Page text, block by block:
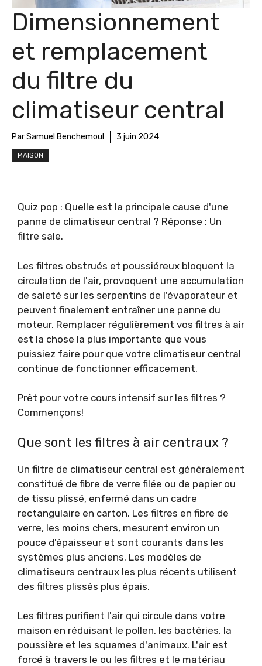
Dimensionnement
et remplacement
du filtre du
climatiseur central
Par Samuel Benchemoul 3 juin 2024
MAISON
Quiz pop : Quelle est la principale cause d'une
panne de climatiseur central ? Réponse : Un
filtre sale.
Les filtres obstrués et poussiéreux bloquent la
circulation de l'air, provoquent une accumulation
de saleté sur les serpentins de l'évaporateur et
peuvent finalement entraîner une panne du
moteur. Remplacer régulièrement vos filtres à air
est la chose la plus importante que vous
puissiez faire pour que votre climatiseur central
continue de fonctionner efficacement.
Prêt pour votre cours intensif sur les filtres ?
Commençons!
Que sont les filtres à air centraux ?
Un filtre de climatiseur central est généralement
constitué de fibre de verre filée ou de papier ou
de tissu plissé, enfermé dans un cadre
rectangulaire en carton. Les filtres en fibre de
verre, les moins chers, mesurent environ un
pouce d'épaisseur et sont courants dans les
systèmes plus anciens. Les modèles de
climatiseurs centraux les plus récents utilisent
des filtres plissés plus épais.
Les filtres purifient l'air qui circule dans votre
maison en réduisant le pollen, les bactéries, la
poussière et les squames d'animaux. L'air est
forcé à travers le ou les filtres et le matériau